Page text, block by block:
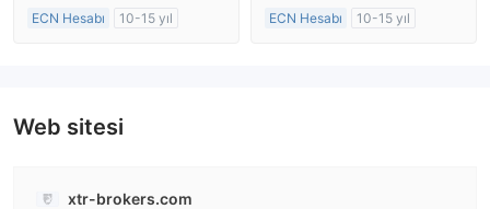
ECN Hesabı
10-15 yıl
ECN Hesabı
10-15 yıl
Web sitesi
xtr-brokers.com